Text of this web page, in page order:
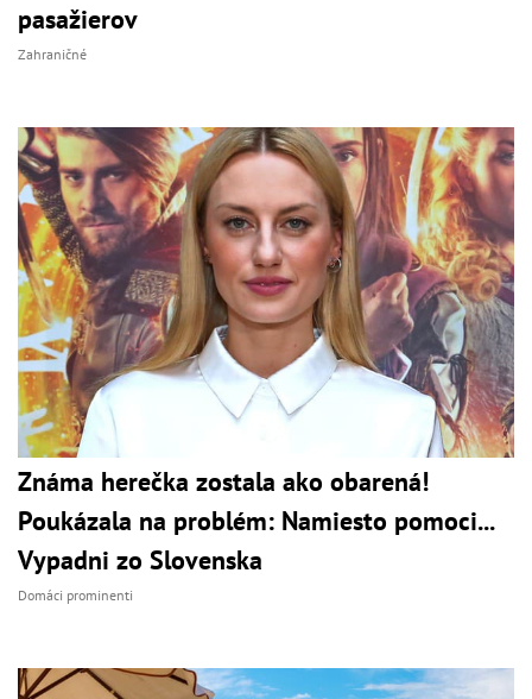
pasažierov
Zahraničné
Známa herečka zostala ako obarená!
Poukázala na problém: Namiesto pomoci...
Vypadni zo Slovenska
Domáci prominenti